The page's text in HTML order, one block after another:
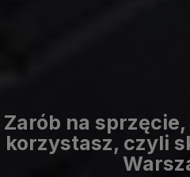
Zarób na
korzystasz, czyli